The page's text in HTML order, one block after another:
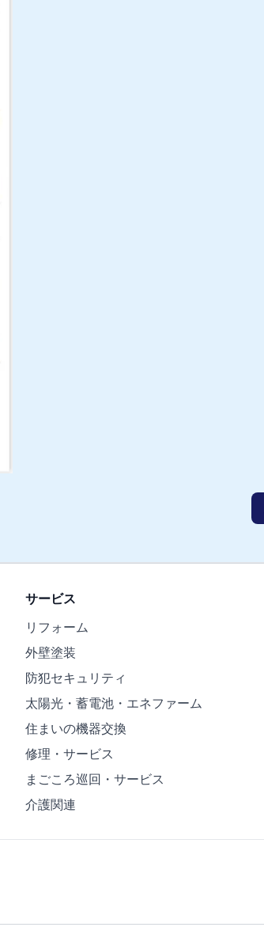
サービス
リフォーム
外壁塗装
防犯セキュリティ
太陽光・蓄電池・エネファーム
住まいの機器交換
修理・サービス
まごころ巡回・サービス
介護関連